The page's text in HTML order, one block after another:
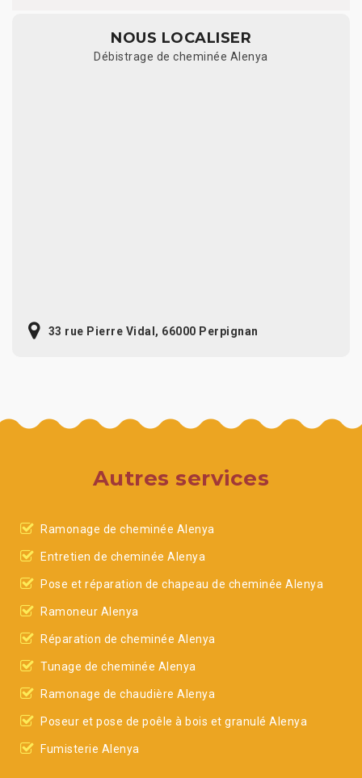
NOUS LOCALISER
Débistrage de cheminée Alenya
33 rue Pierre Vidal, 66000 Perpignan
Autres services
Ramonage de cheminée Alenya
Entretien de cheminée Alenya
Pose et réparation de chapeau de cheminée Alenya
Ramoneur Alenya
Réparation de cheminée Alenya
Tunage de cheminée Alenya
Ramonage de chaudière Alenya
Poseur et pose de poêle à bois et granulé Alenya
Fumisterie Alenya